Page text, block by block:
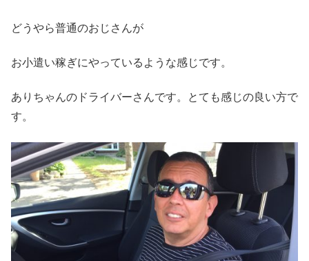
どうやら普通のおじさんが
お小遣い稼ぎにやっているような感じです。
ありちゃんのドライバーさんです。とても感じの良い方で
す。